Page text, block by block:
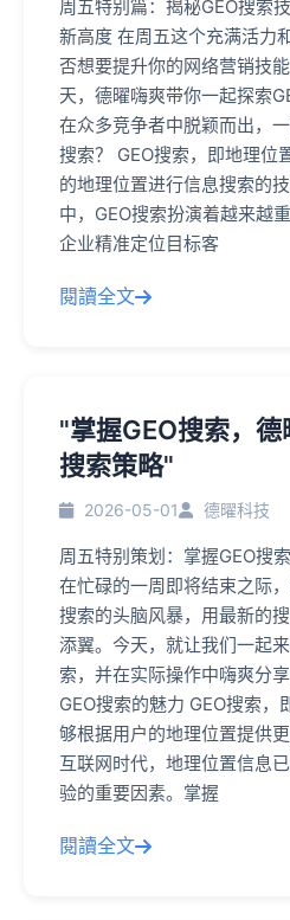
周五特别篇：揭秘GEO搜索
新高度 在周五这个充满活力
否想要提升你的网络营销技
天，德曜嗨爽带你一起探索
在众多竞争者中脱颖而出，
搜索？ GEO搜索，即地理位
的地理位置进行信息搜索的
中，GEO搜索扮演着越来越
企业精准定位目标客
閱讀全文
"掌握GEO搜索，德
搜索策略"
2026-05-01 德曜科技
周五特别策划：掌握GEO搜
在忙碌的一周即将结束之际
搜索的头脑风暴，用最新的
添翼。今天，就让我们一起
索，并在实际操作中嗨爽分
GEO搜索的魅力 GEO搜索
够根据用户的地理位置提供
互联网时代，地理位置信息
验的重要因素。掌握
閱讀全文